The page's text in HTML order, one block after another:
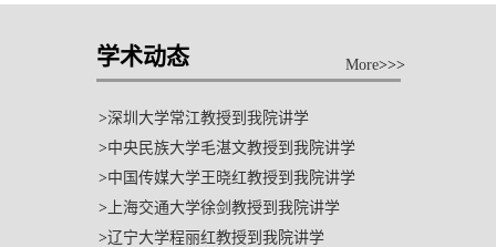
学术动态 More>>>
>深圳大学常江教授到我院讲学
>中央民族大学毛湛文教授到我院讲学
>中国传媒大学王晓红教授到我院讲学
> 上海交通大学徐剑教授到我院讲学
>辽宁大学程丽红教授到我院讲学